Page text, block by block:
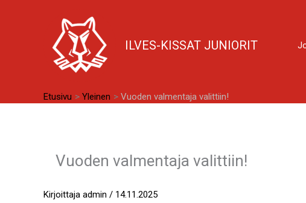
ILVES-KISSAT JUNIORIT
Etusivu Yleinen Vuoden valmentaja valittiin!
Vuoden valmentaja valittiin!
Kirjoittaja admin / 14.11.2025